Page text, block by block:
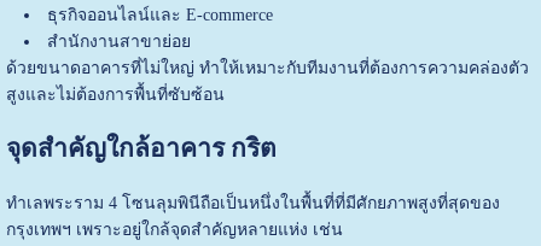
ธุรกิจออนไลน์และ E-commerce
สำนักงานสาขาย่อย
ด้วยขนาดอาคารที่ไม่ใหญ่ ทำให้เหมาะกับทีมงานที่ต้องการความคล่องตัว
สูงและไม่ต้องการพื้นที่ซับซ้อน
จุดสำคัญใกล้อาคาร กริต
ทำเลพระราม 4 โซนลุมพินีถือเป็นหนึ่งในพื้นที่ที่มีศักยภาพสูงที่สุดของ
กรุงเทพฯ เพราะอยู่ใกล้จุดสำคัญหลายแห่ง เช่น